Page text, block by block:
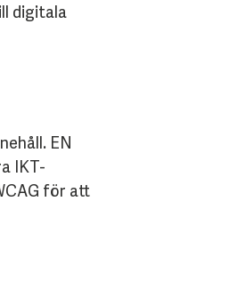
digitala
EN
IKT-
för att